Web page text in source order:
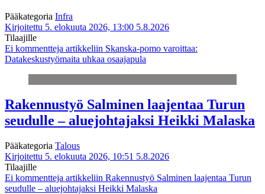
Pääkategoria Infra
Kirjoitettu 5. elokuuta 2026, 13:00 5.8.2026
Tilaajille
Ei kommentteja artikkeliin Skanska-pomo varoittaa:
Datakeskustyömaita uhkaa osaajapula
Rakennustyö Salminen laajentaa Turun
seudulle – aluejohtajaksi Heikki Malaska
Pääkategoria Talous
Kirjoitettu 5. elokuuta 2026, 10:51 5.8.2026
Tilaajille
Ei kommentteja artikkeliin Rakennustyö Salminen laajentaa Turun
seudulle – aluejohtajaksi Heikki Malaska